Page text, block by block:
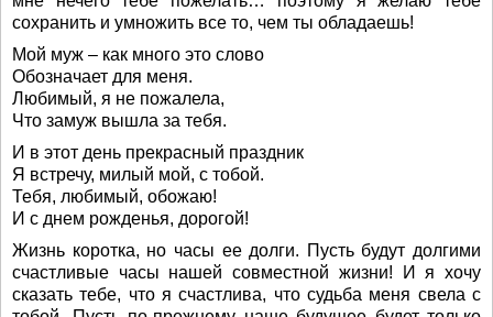
сохранить и умножить все то, чем ты обладаешь!
Мой муж – как много это слово
Обозначает для меня.
Любимый, я не пожалела,
Что замуж вышла за тебя.
И в этот день прекрасный праздник
Я встречу, милый мой, с тобой.
Тебя, любимый, обожаю!
И с днем рожденья, дорогой!
Жизнь коротка, но часы ее долги. Пусть будут долгими
счастливые часы нашей совместной жизни! И я хочу
сказать тебе, что я счастлива, что судьба меня свела с